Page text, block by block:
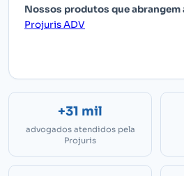
Nossos produtos que abrangem
Projuris ADV
+31 mil
advogados atendidos pela
Projuris